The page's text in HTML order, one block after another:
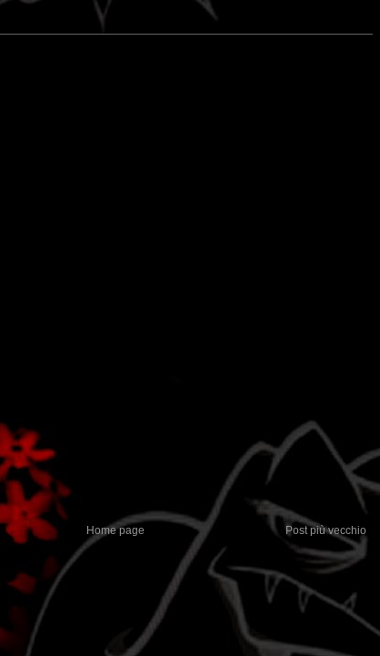
Post più vecchio
Home page